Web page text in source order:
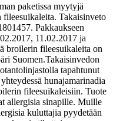
paketissa myytyjä
Takaisinveto
Pakkaukseen
11.02.2017 ja
broilerin fileesuikaleita on
Suomen.Takaisinvedon
tapahtunut
hunajamarinadia
fileesuikaleisiin. Tuote
allergisia sinapille. Muille
kuluttajia pyydetään